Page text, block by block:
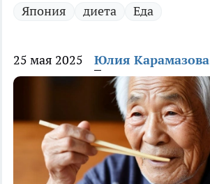
Япония диета Еда
25 мая 2025 Юлия Карамазова